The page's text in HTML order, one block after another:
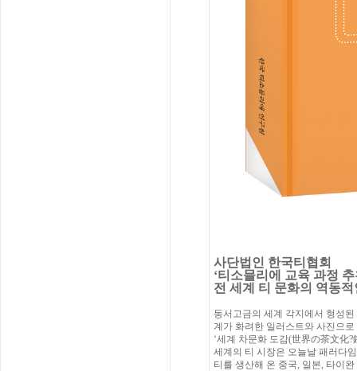
사단법인 한국티협회
‘티소믈리에 교육 과정
전 세계 티 문화의 역동
동서고금의 세계 각지에서 형성
계가 화려한 일러스트와 사진으
‘세계 차문화 도감(世界の茶文化
세계의 티 시장은 오늘날 패러다
티를 생산해 온 중국, 일본, 타이